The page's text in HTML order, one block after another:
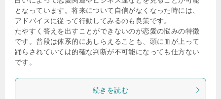
となっています。将来について自信がなくなった時には、
アドバイスに従って行動してみるのも良策です。
たやすく答えを出すことができないのが恋愛の悩みの特徴
です。普段は体系的にあしらえることも、頭に血が上って
踊らされていては的確な判断が不可能になっても仕方ない
です。
続きを読む